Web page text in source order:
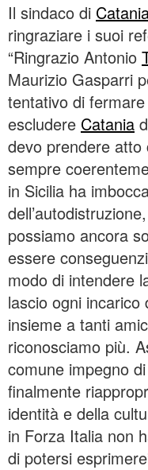
Il sindaco di
ringraziare i suoi
“Ringrazio Antonio
Maurizio Gasparri
tentativo di
escludere Catania
devo prendere
sempre
in Sicilia ha
possiamo ancora
essere
modo di intendere
lascio ogni
insieme a tanti
riconosciamo più.
comune impegno
finalmente
identità e della
in Forza Italia non
di potersi